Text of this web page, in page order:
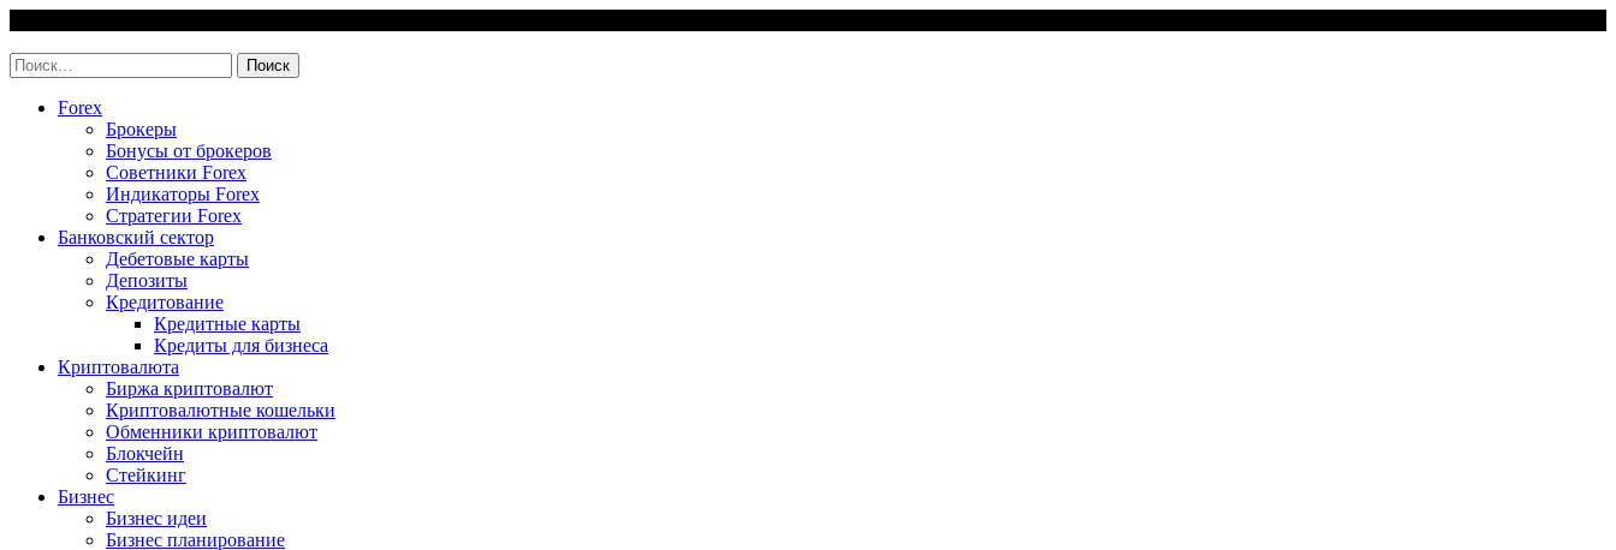
content
Найти:
Forex
Брокеры
Бонусы от брокеров
Советники Forex
Индикаторы Forex
Стратегии Forex
Банковский сектор
Дебетовые карты
Депозиты
Кредитование
Кредитные карты
Кредиты для бизнеса
Криптовалюта
Биржа криптовалют
Криптовалютные кошельки
Обменники криптовалют
Блокчейн
Стейкинг
Бизнес
Бизнес идеи
Бизнес планирование